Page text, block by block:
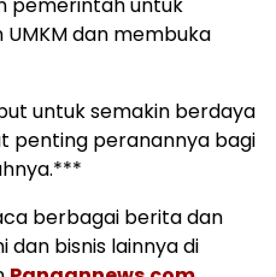
dan membuka
untuk semakin berdaya
penting peranannya bagi
berbagai berita dan
bisnis lainnya di